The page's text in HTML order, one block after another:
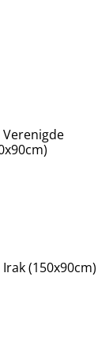
(150x90cm)